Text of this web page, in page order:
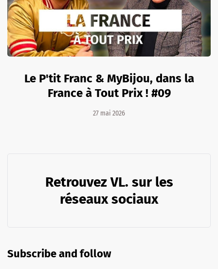
Le P'tit Franc & MyBijou, dans la
France à Tout Prix ! #09
27 mai 2026
Retrouvez VL. sur les
réseaux sociaux
Subscribe and follow